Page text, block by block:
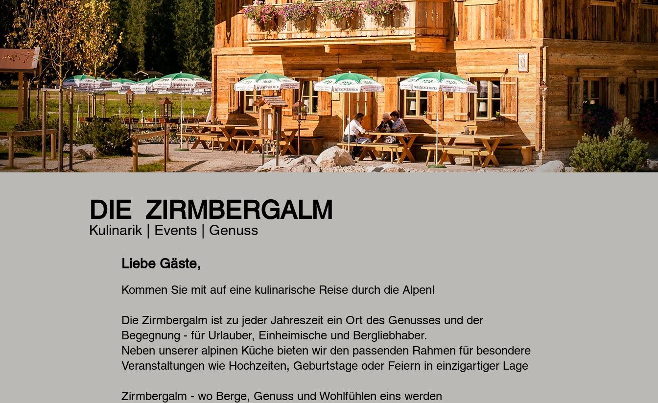
DIE ZIRMBERGALM
Kulinarik | Events | Genuss
Liebe Gäste,
Kommen Sie mit auf eine kulinarische Reise durch die Alpen!
Die Zirmbergalm ist zu jeder Jahreszeit ein Ort des Genusses und der
Begegnung - für Urlauber, Einheimische und Bergliebhaber.
Neben unserer alpinen Küche bieten wir den passenden Rahmen für besondere
Veranstaltungen wie Hochzeiten, Geburtstage oder Feiern in einzigartiger Lage
Zirmbergalm - wo Berge, Genuss und Wohlfühlen eins werden